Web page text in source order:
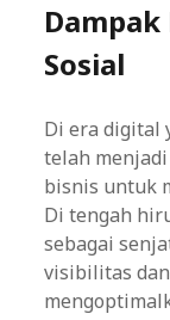
Sosial
Di era digital
telah
bisnis untuk
Di tengah
sebagai
visibilitas